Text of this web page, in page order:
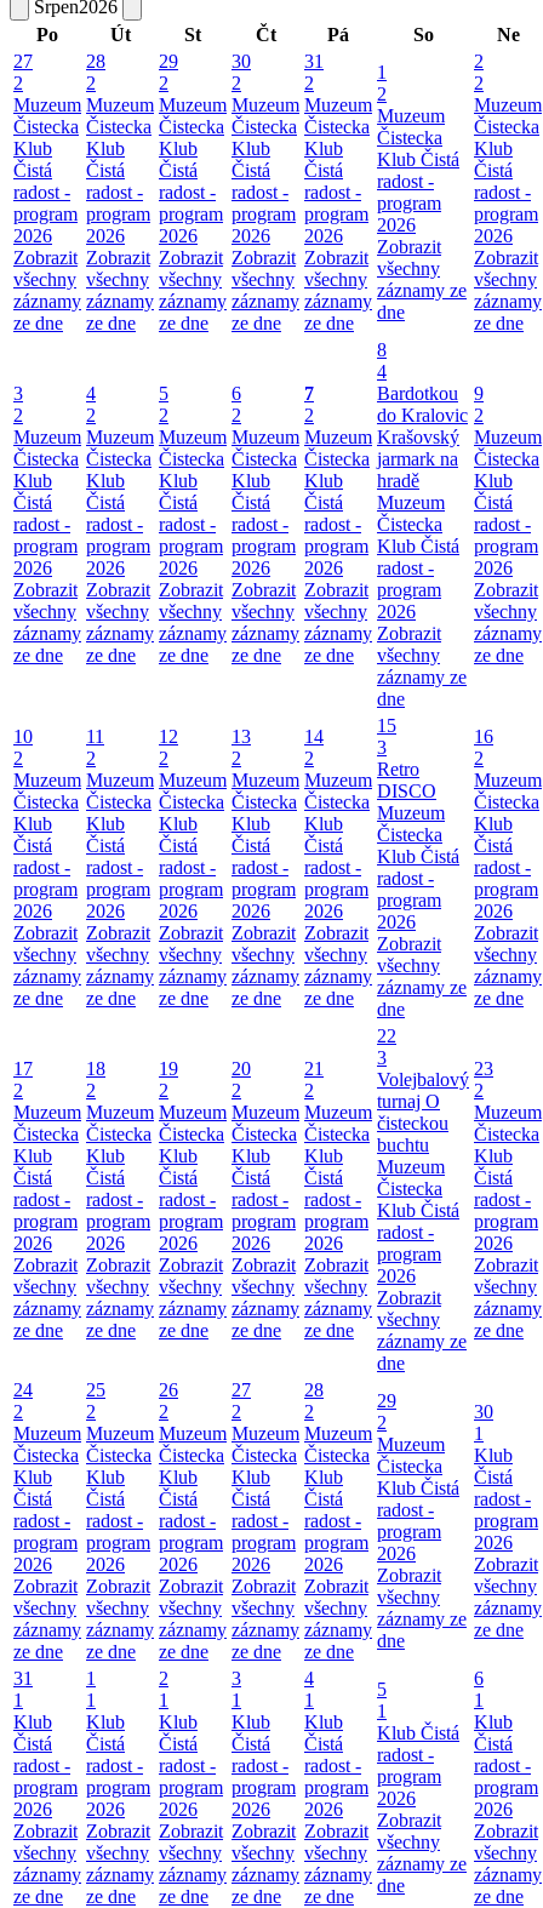
Srpen2026
Po
Út St Čt Pá So
Ne
27
2
Muzeum
Čistecka
Klub
Čistá
radost -
program
2026
Zobrazit
všechny
záznamy
ze dne
28
2
Muzeum
Čistecka
Klub
Čistá
radost -
program
2026
Zobrazit
všechny
záznamy
ze dne
29
2
Muzeum
Čistecka
Klub
Čistá
radost -
program
2026
Zobrazit
všechny
záznamy
ze dne
30
2
Muzeum
Čistecka
Klub
Čistá
radost -
program
2026
Zobrazit
všechny
záznamy
ze dne
31
2
Muzeum
Čistecka
Klub
Čistá
radost -
program
2026
Zobrazit
všechny
záznamy
ze dne
1
2
Muzeum
Čistecka
Klub Čistá
radost -
program
2026
Zobrazit
všechny
záznamy ze
dne
2
2
Muzeum
Čistecka
Klub
Čistá
radost -
program
2026
Zobrazit
všechny
záznamy
ze dne
3
2
Muzeum
Čistecka
Klub
Čistá
radost -
program
2026
Zobrazit
všechny
záznamy
ze dne
4
2
Muzeum
Čistecka
Klub
Čistá
radost -
program
2026
Zobrazit
všechny
záznamy
ze dne
5
2
Muzeum
Čistecka
Klub
Čistá
radost -
program
2026
Zobrazit
všechny
záznamy
ze dne
6
2
Muzeum
Čistecka
Klub
Čistá
radost -
program
2026
Zobrazit
všechny
záznamy
ze dne
7
2
Muzeum
Čistecka
Klub
Čistá
radost -
program
2026
Zobrazit
všechny
záznamy
ze dne
8
4
Bardotkou
do Kralovic
Krašovský
jarmark na
hradě
Muzeum
Čistecka
Klub Čistá
radost -
program
2026
Zobrazit
všechny
záznamy ze
dne
9
2
Muzeum
Čistecka
Klub
Čistá
radost -
program
2026
Zobrazit
všechny
záznamy
ze dne
10
2
Muzeum
Čistecka
Klub
Čistá
radost -
program
2026
Zobrazit
všechny
záznamy
ze dne
11
2
Muzeum
Čistecka
Klub
Čistá
radost -
program
2026
Zobrazit
všechny
záznamy
ze dne
12
2
Muzeum
Čistecka
Klub
Čistá
radost -
program
2026
Zobrazit
všechny
záznamy
ze dne
13
2
Muzeum
Čistecka
Klub
Čistá
radost -
program
2026
Zobrazit
všechny
záznamy
ze dne
14
2
Muzeum
Čistecka
Klub
Čistá
radost -
program
2026
Zobrazit
všechny
záznamy
ze dne
15
3
Retro
DISCO
Muzeum
Čistecka
Klub Čistá
radost -
program
2026
Zobrazit
všechny
záznamy ze
dne
16
2
Muzeum
Čistecka
Klub
Čistá
radost -
program
2026
Zobrazit
všechny
záznamy
ze dne
17
2
Muzeum
Čistecka
Klub
Čistá
radost -
program
2026
Zobrazit
všechny
záznamy
ze dne
18
2
Muzeum
Čistecka
Klub
Čistá
radost -
program
2026
Zobrazit
všechny
záznamy
ze dne
19
2
Muzeum
Čistecka
Klub
Čistá
radost -
program
2026
Zobrazit
všechny
záznamy
ze dne
20
2
Muzeum
Čistecka
Klub
Čistá
radost -
program
2026
Zobrazit
všechny
záznamy
ze dne
21
2
Muzeum
Čistecka
Klub
Čistá
radost -
program
2026
Zobrazit
všechny
záznamy
ze dne
22
3
Volejbalový
turnaj O
čisteckou
buchtu
Muzeum
Čistecka
Klub Čistá
radost -
program
2026
Zobrazit
všechny
záznamy ze
dne
23
2
Muzeum
Čistecka
Klub
Čistá
radost -
program
2026
Zobrazit
všechny
záznamy
ze dne
24
2
Muzeum
Čistecka
Klub
Čistá
radost -
program
2026
Zobrazit
všechny
záznamy
ze dne
25
2
Muzeum
Čistecka
Klub
Čistá
radost -
program
2026
Zobrazit
všechny
záznamy
ze dne
26
2
Muzeum
Čistecka
Klub
Čistá
radost -
program
2026
Zobrazit
všechny
záznamy
ze dne
27
2
Muzeum
Čistecka
Klub
Čistá
radost -
program
2026
Zobrazit
všechny
záznamy
ze dne
28
2
Muzeum
Čistecka
Klub
Čistá
radost -
program
2026
Zobrazit
všechny
záznamy
ze dne
29
2
Muzeum
Čistecka
Klub Čistá
radost -
program
2026
Zobrazit
všechny
záznamy ze
dne
30
1
Klub
Čistá
radost -
program
2026
Zobrazit
všechny
záznamy
ze dne
31
1
Klub
Čistá
radost -
program
2026
Zobrazit
všechny
záznamy
ze dne
1
1
Klub
Čistá
radost -
program
2026
Zobrazit
všechny
záznamy
ze dne
2
1
Klub
Čistá
radost -
program
2026
Zobrazit
všechny
záznamy
ze dne
3
1
Klub
Čistá
radost -
program
2026
Zobrazit
všechny
záznamy
ze dne
4
1
Klub
Čistá
radost -
program
2026
Zobrazit
všechny
záznamy
ze dne
5
1
Klub Čistá
radost -
program
2026
Zobrazit
všechny
záznamy ze
dne
6
1
Klub
Čistá
radost -
program
2026
Zobrazit
všechny
záznamy
ze dne